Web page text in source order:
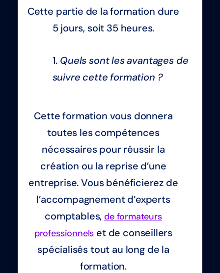
Cette partie de la formation dure
5 jours, soit 35 heures.
Quels sont les avantages de
suivre cette formation ?
Cette formation vous donnera
toutes les compétences
nécessaires pour réussir la
création ou la reprise d’une
entreprise. Vous bénéficierez de
l’accompagnement d’experts
comptables,de formateurs
professionnels et de conseillers
spécialisés tout au long de la
formation.